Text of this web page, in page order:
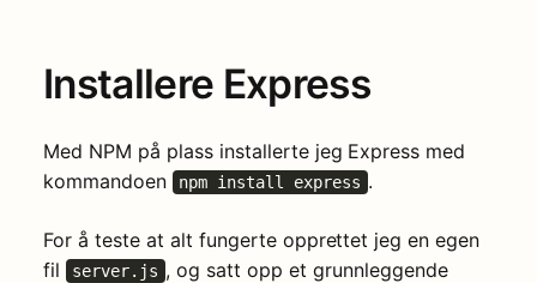
Installere Express
Med NPM på plass installerte jeg Express med
kommandoen
npm install express .
For å teste at alt fungerte opprettet jeg en egen
fil
server.js , og satt opp et grunnleggende